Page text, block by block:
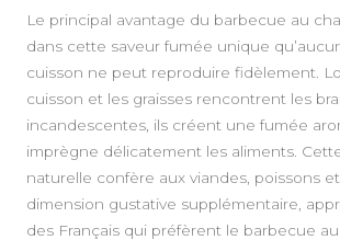
Le principal avantage du barbecue au
dans cette saveur fumée unique
cuisson ne peut reproduire fidèlement.
cuisson et les graisses rencontrent les
incandescentes, ils créent une fumée
imprègne délicatement les aliments.
naturelle confère aux viandes, poissons
dimension gustative supplémentaire,
des Français qui préfèrent le barbecue